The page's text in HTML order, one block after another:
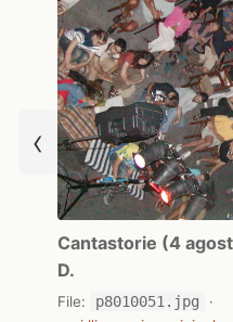
‹
Cantastorie (4
D.
File: p8010051.jpg
·